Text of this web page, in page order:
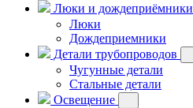
Люки и дождеприёмники
Люки
Дождеприемники
Детали трубопроводов
Чугунные детали
Стальные детали
Освещение